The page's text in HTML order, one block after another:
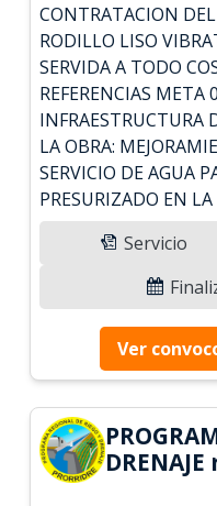
CONTRATACION
RODILLO LISO
SERVIDA A TODO
REFERENCIAS
INFRAESTRUCTURA
LA OBRA:
SERVICIO DE AGUA
PRESURIZADO EN
Servicio
Ver